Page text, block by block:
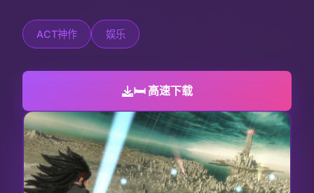
ACT神作 娱乐
🛏️ 高速下载